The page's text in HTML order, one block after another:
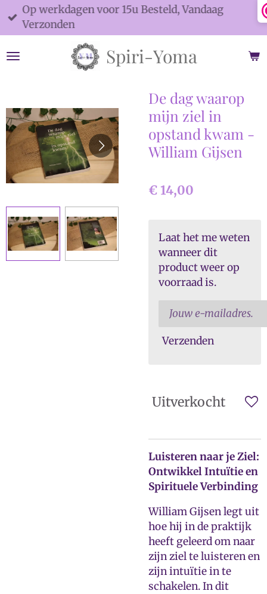
Ga
direct
de
Spiri-Yoma
Op werkdagen voor 15u Besteld, Vandaag
Verzonden
De dag waarop
mijn ziel in
opstand kwam -
William Gijsen
€ 14,00
Laat het me weten
wanneer dit
product weer op
voorraad is.
Verzenden
Uitverkocht
Luisteren naar je Ziel:
Ontwikkel Intuïtie en
Spirituele Verbinding
William Gijsen legt uit
hoe hij in de praktijk
heeft geleerd om naar
zijn ziel te luisteren en
zijn intuïtie in te
schakelen. In dit